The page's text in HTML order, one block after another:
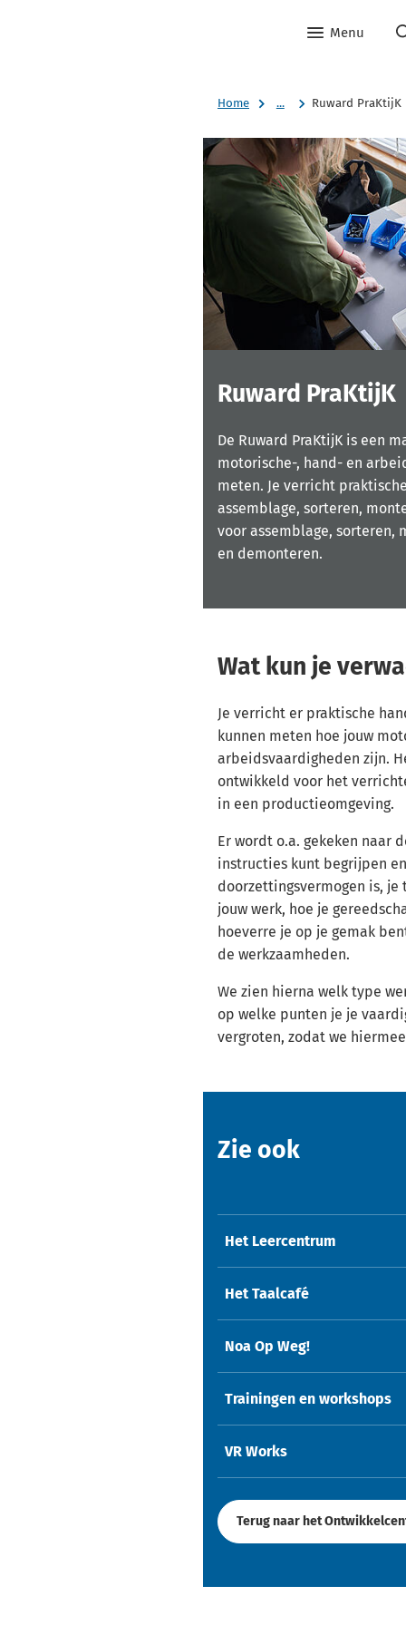
Menu
Home ... Ruward PraKtijK
Ruward PraKtijK
De Ruward PraKtijK is een
motorische-, hand- en
meten. Je verricht
assemblage, sorteren,
voor assemblage, sorteren,
en demonteren.
Wat kun je
Je verricht er praktische
kunnen meten hoe jouw
arbeidsvaardigheden zijn.
ontwikkeld voor het
in een productieomgeving.
Er wordt o.a. gekeken naar
instructies kunt begrijpen
doorzettingsvermogen is,
jouw werk, hoe je
hoeverre je op je gemak
de werkzaamheden.
We zien hierna welk type
op welke punten je je
vergroten, zodat we
Zie ook
Het Leercentrum
Het Taalcafé
Noa Op Weg!
Trainingen en workshops
VR Works
Terug naar het